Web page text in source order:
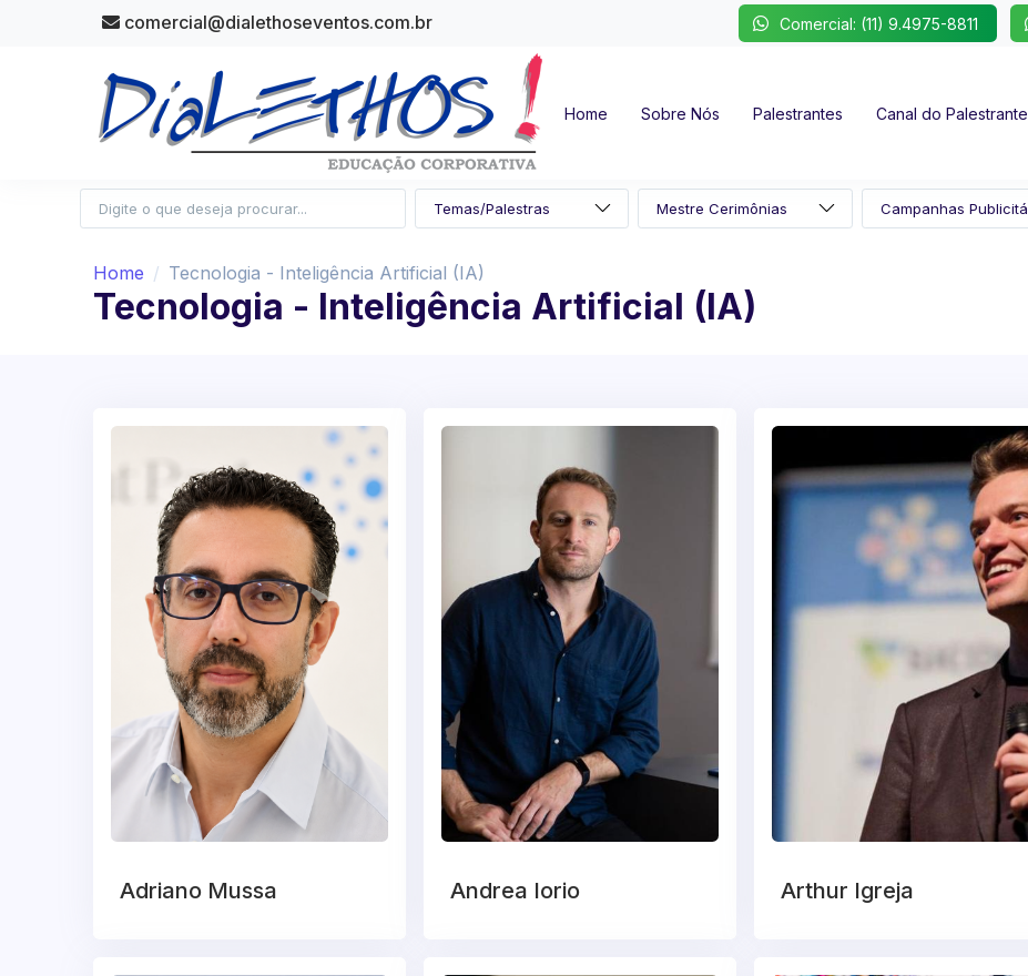
comercial@dialethoseventos.com.br Comercial: (11) 9.4975-8811
Home Sobre Nós Palestrantes Canal do Palestrante
Home Tecnologia - Inteligência Artificial (IA)
Tecnologia - Inteligência Artificial (IA)
Adriano Mussa Andrea Iorio Arthur Igreja